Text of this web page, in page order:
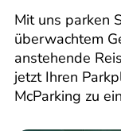
Mit uns parken
überwachtem
anstehende
jetzt Ihren
McParking zu